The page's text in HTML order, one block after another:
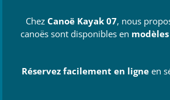
Chez Canoë Kayak 07, nous
canoës sont disponibles en
Réservez facilement en ligneen